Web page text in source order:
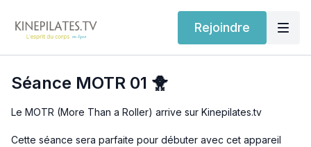
Rejoindre
Séance MOTR 01 🐥
Le MOTR (More Than a Roller) arrive sur Kinepilates.tv
Cette séance sera parfaite pour débuter avec cet appareil